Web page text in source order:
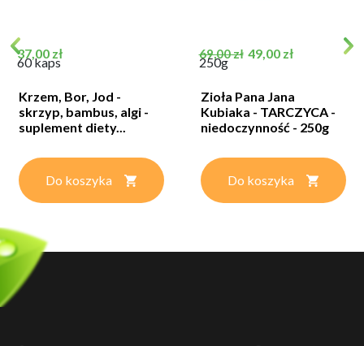
Cena
37,00 zł
60 kaps
Krzem, Bor, Jod -
skrzyp, bambus, algi -
suplement diety...
Do koszyka
Cena podstawowa
69,00 zł Cena
49,00 zł
250g
Zioła Pana Jana
Kubiaka - TARCZYCA -
niedoczynność - 250g
Do koszyka